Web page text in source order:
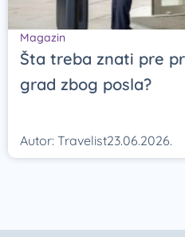
Magazin
Šta treba znati pre
grad zbog posla?
Autor: Travelist23.06.2026.